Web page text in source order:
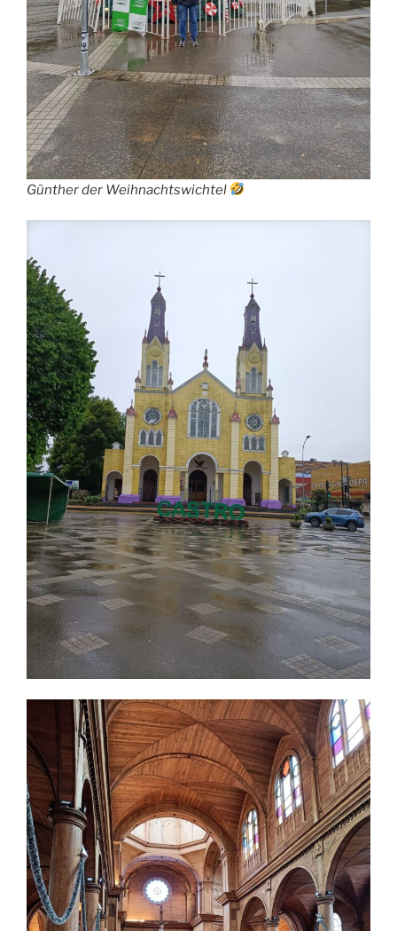
Günther der Weihnachtswichtel